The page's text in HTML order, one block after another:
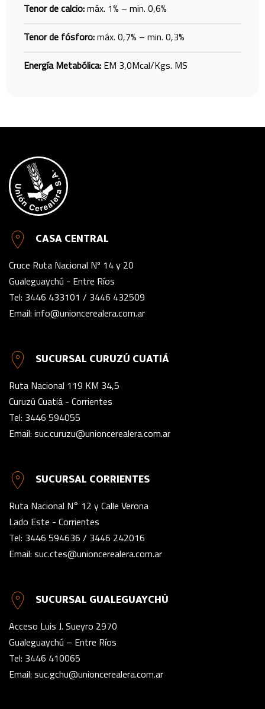
Tenor de calcio:máx. 1% – min. 0,6%
Tenor de fósforo:máx. 0,7% – min. 0,3%
Energía Metabólica: EM 3,0Mcal/Kgs. MS
CASA CENTRAL
Cruce Ruta Nacional Nº 14 y 20
Gualeguaychú - Entre Ríos
Tel: 3446 433101 / 3446 432509
Email: info@unioncerealera.com.ar
SUCURSAL CURUZÚ CUATIÁ
Ruta Nacional 119 KM 34,5
Curuzú Cuatiá - Corrientes
Tel: 3446 594055
Email: suc.curuzu@unioncerealera.com.ar
SUCURSAL CORRIENTES
Ruta Nacional N° 12 y Calle Verona
Lado Este - Corrientes
Tel: 3446 594636 / 3446 242016
Email: suc.ctes@unioncerealera.com.ar
SUCURSAL GUALEGUAYCHÚ
Acceso Luis J. Sueyro 2970
Gualeguaychú – Entre Ríos
Tel: 3446 410065
Email: suc.gchu@unioncerealera.com.ar